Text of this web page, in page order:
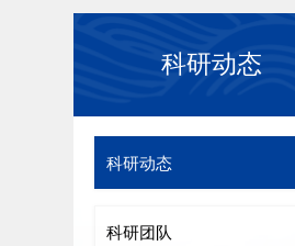
科研动态
科研动态
科研团队